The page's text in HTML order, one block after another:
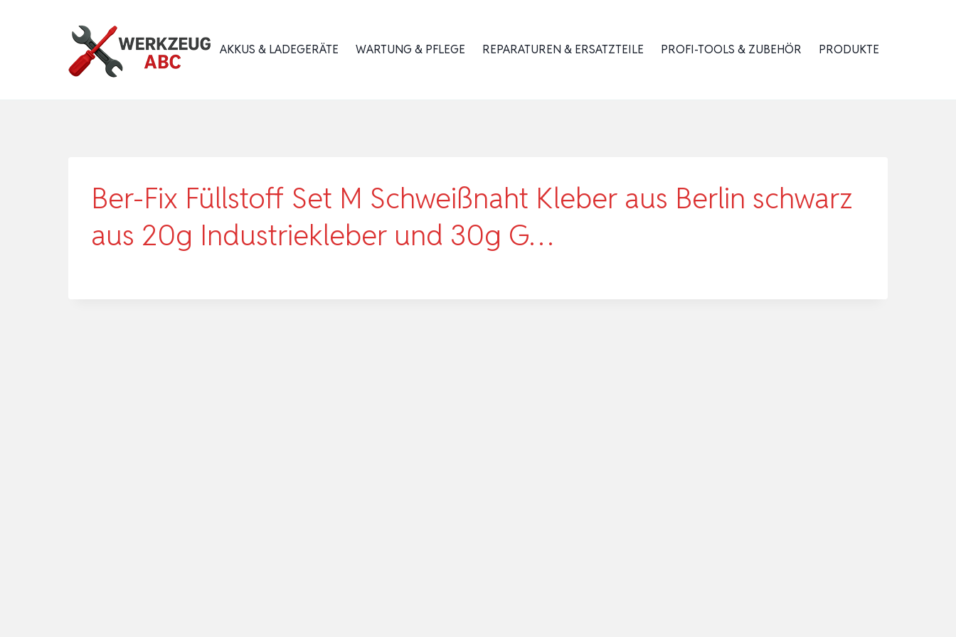
AKKUS & LADEGERÄTE WARTUNG & PFLEGE REPARATUREN & ERSATZTEILE PROFI-TOOLS & ZUBEHÖR PRODUKTE
Ber-Fix Füllstoff Set M Schweißnaht Kleber aus Berlin schwarz
aus 20g Industriekleber und 30g G…